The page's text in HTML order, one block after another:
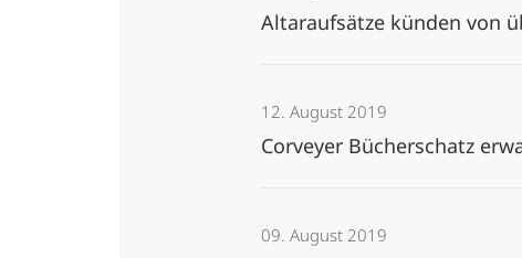
Altaraufsätze künden von
12. August 2019
Corveyer Bücherschatz
09. August 2019